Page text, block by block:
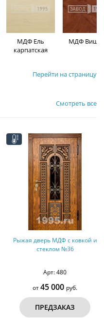
МДФ Ель
карпатская
МДФ
Перейти на страницу
Смотреть все
и
Дверь с МДФ и
от